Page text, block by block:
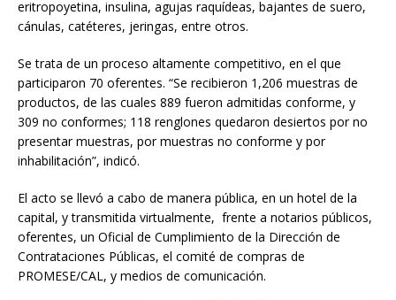
eritropoyetina, insulina, agujas raquídeas, bajantes de suero,
cánulas, catéteres, jeringas, entre otros.
Se trata de un proceso altamente competitivo, en el que
participaron 70 oferentes. “Se recibieron 1,206 muestras de
productos, de las cuales 889 fueron admitidas conforme, y
309 no conformes; 118 renglones quedaron desiertos por no
presentar muestras, por muestras no conforme y por
inhabilitación”, indicó.
El acto se llevó a cabo de manera pública, en un hotel de la
capital, y transmitida virtualmente, frente a notarios públicos,
oferentes, un Oficial de Cumplimiento de la Dirección de
Contrataciones Públicas, el comité de compras de
PROMESE/CAL, y medios de comunicación.